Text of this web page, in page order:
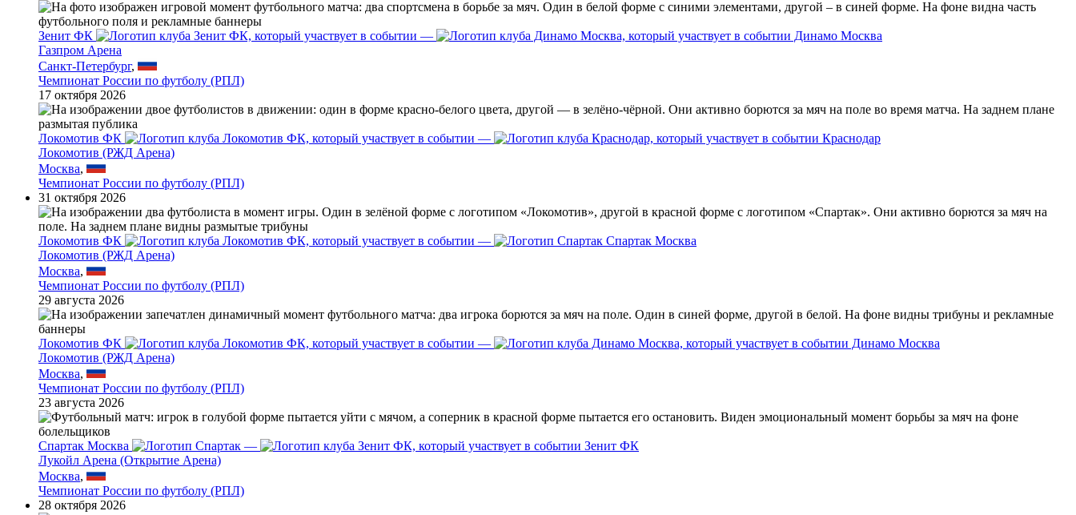
Зенит ФК —
Динамо Москва
Газпром Арена
Санкт-Петербург,
Чемпионат России по футболу (РПЛ)
17 октября 2026
Локомотив ФК —
Краснодар
Локомотив (РЖД Арена)
Москва,
Чемпионат России по футболу (РПЛ)
31 октября 2026
Локомотив ФК —
Спартак Москва
Локомотив (РЖД Арена)
Москва,
Чемпионат России по футболу (РПЛ)
29 августа 2026
Локомотив ФК —
Динамо Москва
Локомотив (РЖД Арена)
Москва,
Чемпионат России по футболу (РПЛ)
23 августа 2026
Спартак Москва —
Зенит ФК
Лукойл Арена (Открытие Арена)
Москва,
Чемпионат России по футболу (РПЛ)
28 октября 2026